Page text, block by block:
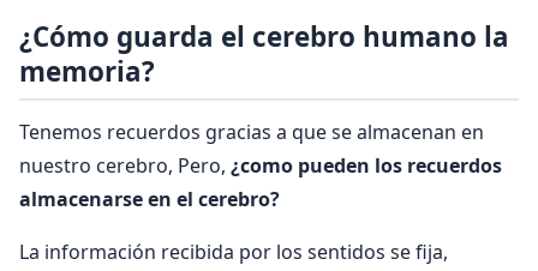
¿Cómo guarda el cerebro humano la
memoria?
Tenemos recuerdos gracias a que se almacenan en
nuestro cerebro, Pero, ¿como pueden los recuerdos
almacenarse en el cerebro?
La información recibida por los sentidos se fija,